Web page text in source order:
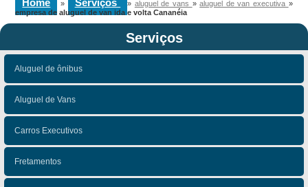
Home » Serviços » aluguel de vans »aluguel de van executiva »
empresa de aluguel de van ida e volta Cananéia
Serviços
Aluguel de ônibus
Aluguel de Vans
Carros Executivos
Fretamentos